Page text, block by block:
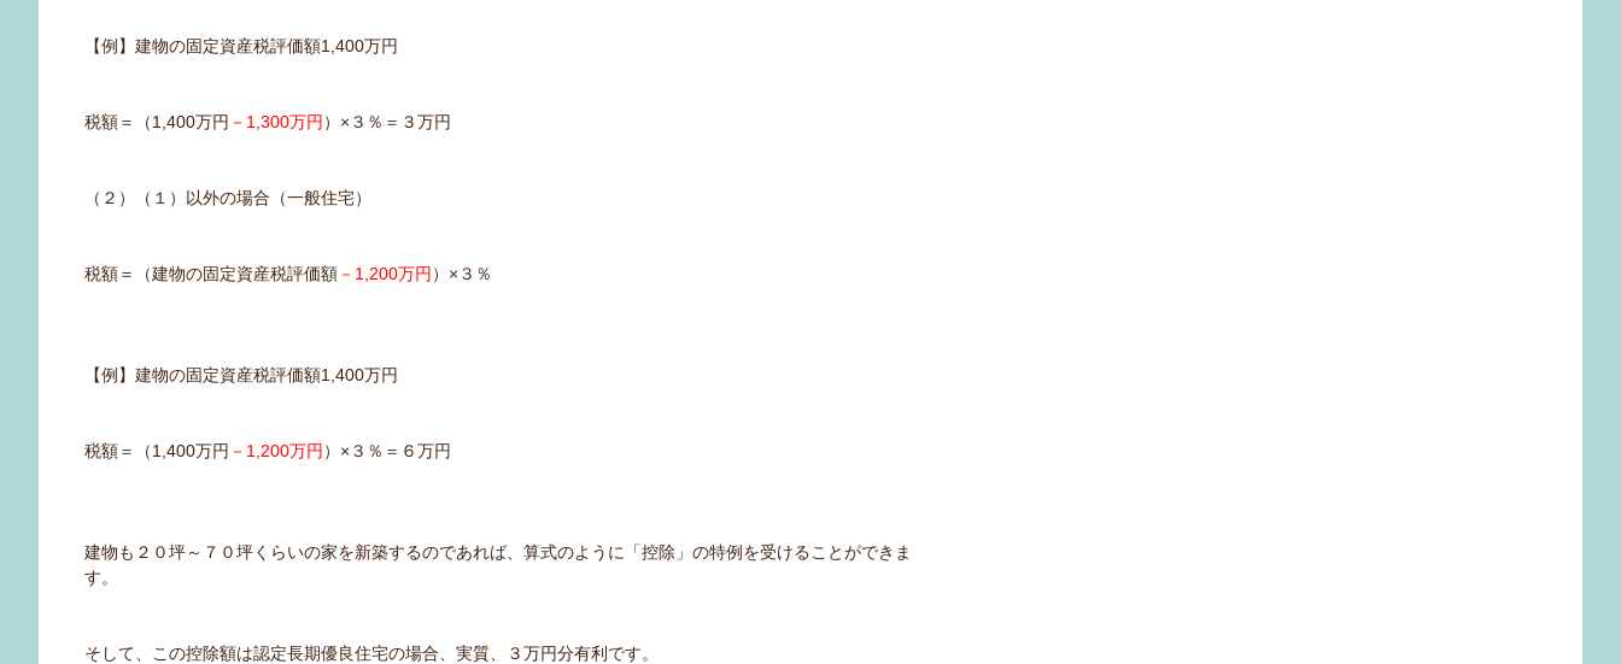
【例】建物の固定資産税評価額1,400万円
税額＝（1,400万円 －1,300万円 ）×３％＝３万円
（２）（１）以外の場合（一般住宅）
税額＝（建物の固定資産税評価額 －1,200万円 ）×３％
【例】建物の固定資産税評価額1,400万円
税額＝（1,400万円 －1,200万円 ）×３％＝６万円
建物も２０坪～７０坪くらいの家を新築するのであれば、算式のように「控除」の特例を受けることができま
す。
そして、この控除額は認定長期優良住宅の場合、実質、３万円分有利です。